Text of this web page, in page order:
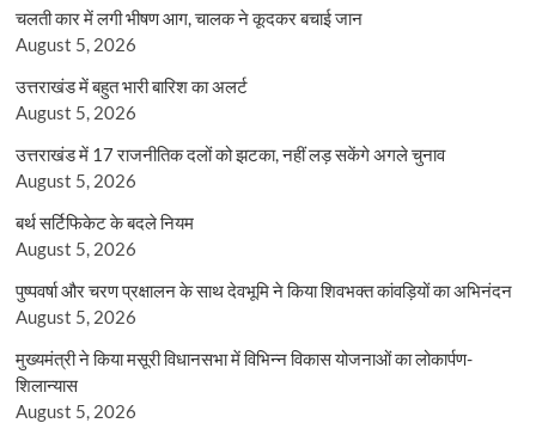
चलती कार में लगी भीषण आग, चालक ने कूदकर बचाई जान
August 5, 2026
उत्तराखंड में बहुत भारी बारिश का अलर्ट
August 5, 2026
उत्तराखंड में 17 राजनीतिक दलों को झटका, नहीं लड़ सकेंगे अगले चुनाव
August 5, 2026
बर्थ सर्टिफिकेट के बदले नियम
August 5, 2026
पुष्पवर्षा और चरण प्रक्षालन के साथ देवभूमि ने किया शिवभक्त कांवड़ियों का अभिनंदन
August 5, 2026
मुख्यमंत्री ने किया मसूरी विधानसभा में विभिन्न विकास योजनाओं का लोकार्पण-
शिलान्यास
August 5, 2026